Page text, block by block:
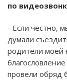
по
- Если честно,
думали
родители моей
провели обряд